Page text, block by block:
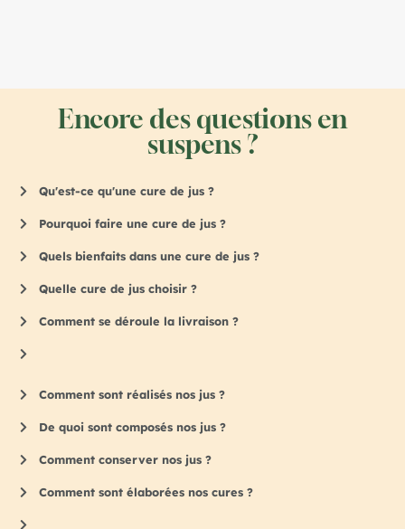
Encore des questions en
suspens ?
Qu'est-ce qu'une cure de jus ?
Pourquoi faire une cure de jus ?
Quels bienfaits dans une cure de jus ?
Quelle cure de jus choisir ?
Comment se déroule la livraison ?
Comment sont réalisés nos jus ?
De quoi sont composés nos jus ?
Comment conserver nos jus ?
Comment sont élaborées nos cures ?